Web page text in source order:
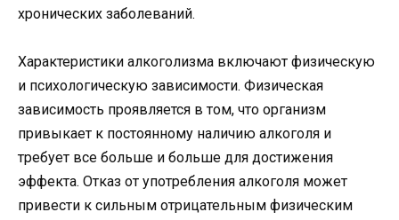
хронических заболеваний.
Характеристики алкоголизма включают физическую
и психологическую зависимости. Физическая
зависимость проявляется в том, что организм
привыкает к постоянному наличию алкоголя и
требует все больше и больше для достижения
эффекта. Отказ от употребления алкоголя может
привести к сильным отрицательным физическим